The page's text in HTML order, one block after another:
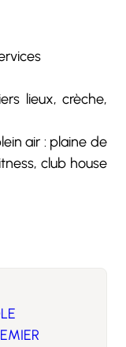
lieux, crèche,
air : plaine de
club house